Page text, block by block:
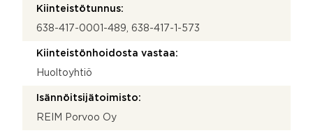
Kiinteistötunnus:
638-417-0001-489, 638-417-1-573
Kiinteistönhoidosta vastaa:
Huoltoyhtiö
Isännöitsijätoimisto:
REIM Porvoo Oy